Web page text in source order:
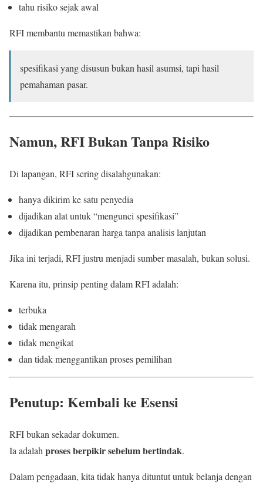
tahu risiko sejak awal
RFI membantu memastikan bahwa:
spesifikasi yang disusun bukan hasil asumsi, tapi hasil
pemahaman pasar.
Namun, RFI Bukan Tanpa Risiko
Di lapangan, RFI sering disalahgunakan:
hanya dikirim ke satu penyedia
dijadikan alat untuk “mengunci spesifikasi”
dijadikan pembenaran harga tanpa analisis lanjutan
Jika ini terjadi, RFI justru menjadi sumber masalah, bukan solusi.
Karena itu, prinsip penting dalam RFI adalah:
terbuka
tidak mengarah
tidak mengikat
dan tidak menggantikan proses pemilihan
Penutup: Kembali ke Esensi
RFI bukan sekadar dokumen.
Ia adalah proses berpikir sebelum bertindak.
Dalam pengadaan, kita tidak hanya dituntut untuk belanja dengan